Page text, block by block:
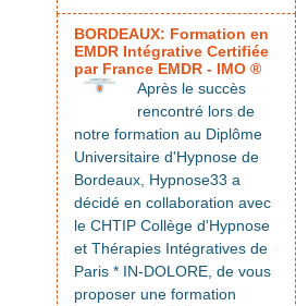
BORDEAUX: Formation en
EMDR Intégrative Certifiée
par France EMDR - IMO ®
Après le succès
rencontré lors de
notre formation au Diplôme
Universitaire d'Hypnose de
Bordeaux, Hypnose33 a
décidé en collaboration avec
le CHTIP Collège d'Hypnose
et Thérapies Intégratives de
Paris * IN-DOLORE, de vous
proposer une formation